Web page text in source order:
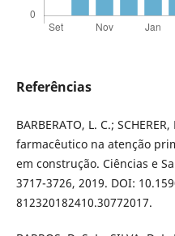
Referências
BARBERATO, L. C.;
farmacêutico na atenção
em construção. Ciências e
3717-3726, 2019. DOI:
812320182410.30772017.